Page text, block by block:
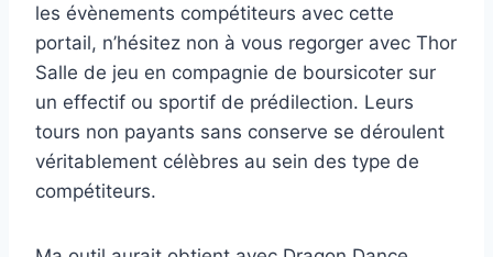
les évènements compétiteurs avec cette
portail, n’hésitez non à vous regorger avec Thor
Salle de jeu en compagnie de boursicoter sur
un effectif ou sportif de prédilection. Leurs
tours non payants sans conserve se déroulent
véritablement célèbres au sein des type de
compétiteurs.